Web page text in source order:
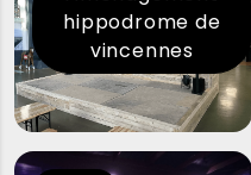
hippodrome de
vincennes